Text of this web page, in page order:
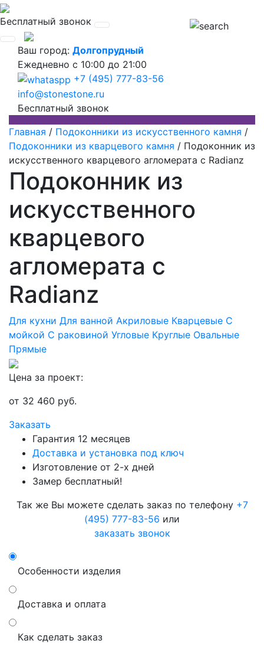
Бесплатный звонок
Ваш город: Долгопрудный
Ежедневно с 10:00 до 21:00
+7 (495) 777-83-56
info@stonestone.ru
Бесплатный звонок
Главная / Подоконники из искусственного камня /
Подоконники из кварцевого камня / Подоконник из
искусственного кварцевого агломерата с Radianz
Подоконник из
искусственного
кварцевого
агломерата с
Radianz
Для кухни Для ванной Акриловые Кварцевые С
мойкой С раковиной Угловые Круглые Овальные
Прямые
Цена за проект:
от 32 460 руб.
Заказать
Гарантия 12 месяцев
Доставка и установка под ключ
Изготовление от 2-х дней
Замер бесплатный!
Так же Вы можете сделать заказ по телефону +7
(495) 777-83-56 или
заказать звонок
Особенности изделия
Доставка и оплата
Как сделать заказ